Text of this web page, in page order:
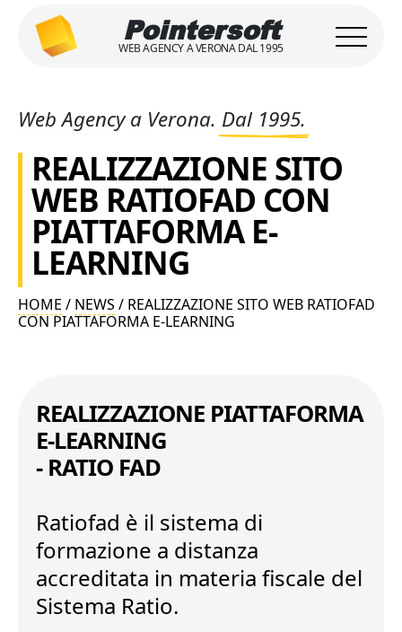
Pointersoft
WEB AGENCY A VERONA DAL 1995
Web Agency a Verona. Dal 1995.
REALIZZAZIONE SITO
WEB RATIOFAD CON
PIATTAFORMA E-
LEARNING
HOME / NEWS / REALIZZAZIONE SITO WEB RATIOFAD
CON PIATTAFORMA E-LEARNING
REALIZZAZIONE PIATTAFORMA
E-LEARNING
- RATIO FAD
Ratiofad è il sistema di
formazione a distanza
accreditata in materia fiscale del
Sistema Ratio.